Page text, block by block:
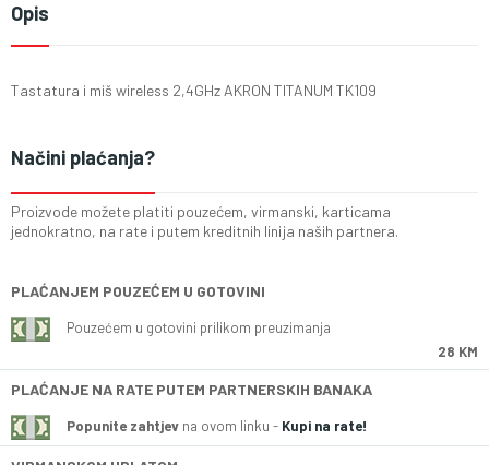
Opis
Tastatura i miš wireless 2,4GHz AKRON TITANUM TK109
Načini plaćanja?
Proizvode možete platiti pouzećem, virmanski, karticama
jednokratno, na rate i putem kreditnih linija naših partnera.
PLAĆANJEM POUZEĆEM U GOTOVINI
Pouzećem u gotovini prilikom preuzimanja
28 KM
PLAĆANJE NA RATE PUTEM PARTNERSKIH BANAKA
Popunite zahtjev na ovom linku - Kupi na rate!